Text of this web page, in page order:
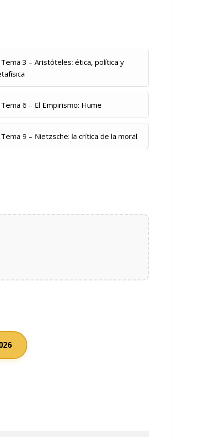
3 – Aristóteles: ética, política y
6 – El Empirismo: Hume
9 – Nietzsche: la crítica de la moral